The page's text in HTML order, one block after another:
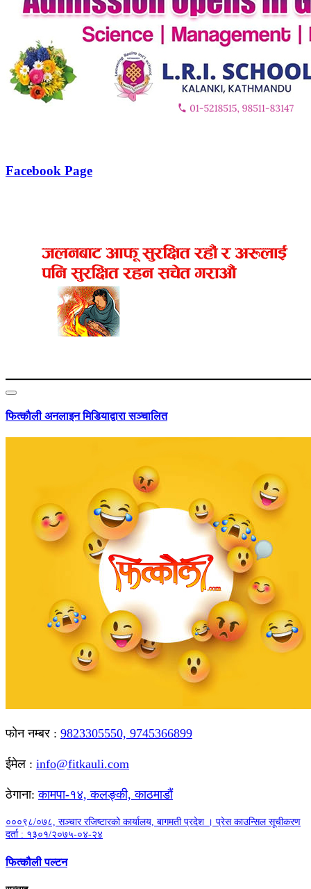
Facebook Page
फित्काैली अनलाइन मिडियाद्वारा सञ्चालित
फाेन नम्बर : 9823305550, 9745366899
ईमेल : info@fitkauli.com
ठेगाना:कामपा-१४, कलङ्की, काठमाडाैं
०००९८/०७८, सञ्चार रजिष्टारको कार्यालय, बागमती प्रदेश । प्रेस काउन्सिल सूचीकरण
दर्ता : १३०१/२०७५-०४-२४
फित्कौली पल्टन